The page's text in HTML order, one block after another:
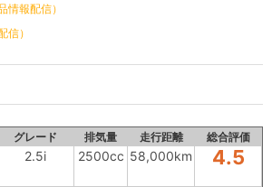
情報配信）
信）
グレード 排気量 走行距離 総合評価
2.5i 2500cc 58,000km 4.5